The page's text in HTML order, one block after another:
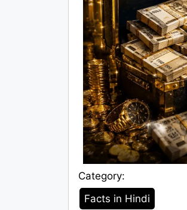
Category:
Category
Facts in Hindi